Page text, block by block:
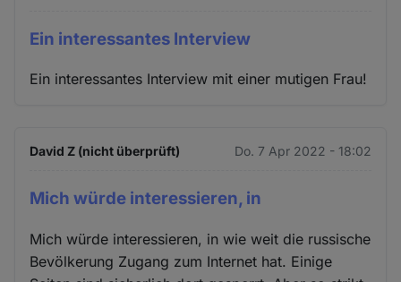
Ein interessantes Interview
Ein interessantes Interview mit einer mutigen Frau!
David Z (nicht überprüft) Do. 7 Apr 2022 - 18:02
Mich würde interessieren, in
Mich würde interessieren, in wie weit die russische
Bevölkerung Zugang zum Internet hat. Einige